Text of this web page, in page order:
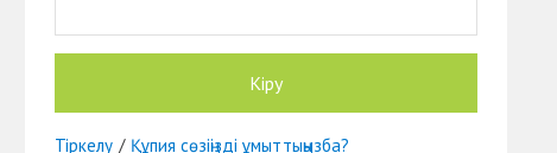
Кіру
Тіркелу / Құпия сөзіңізді ұмыттыңызба?